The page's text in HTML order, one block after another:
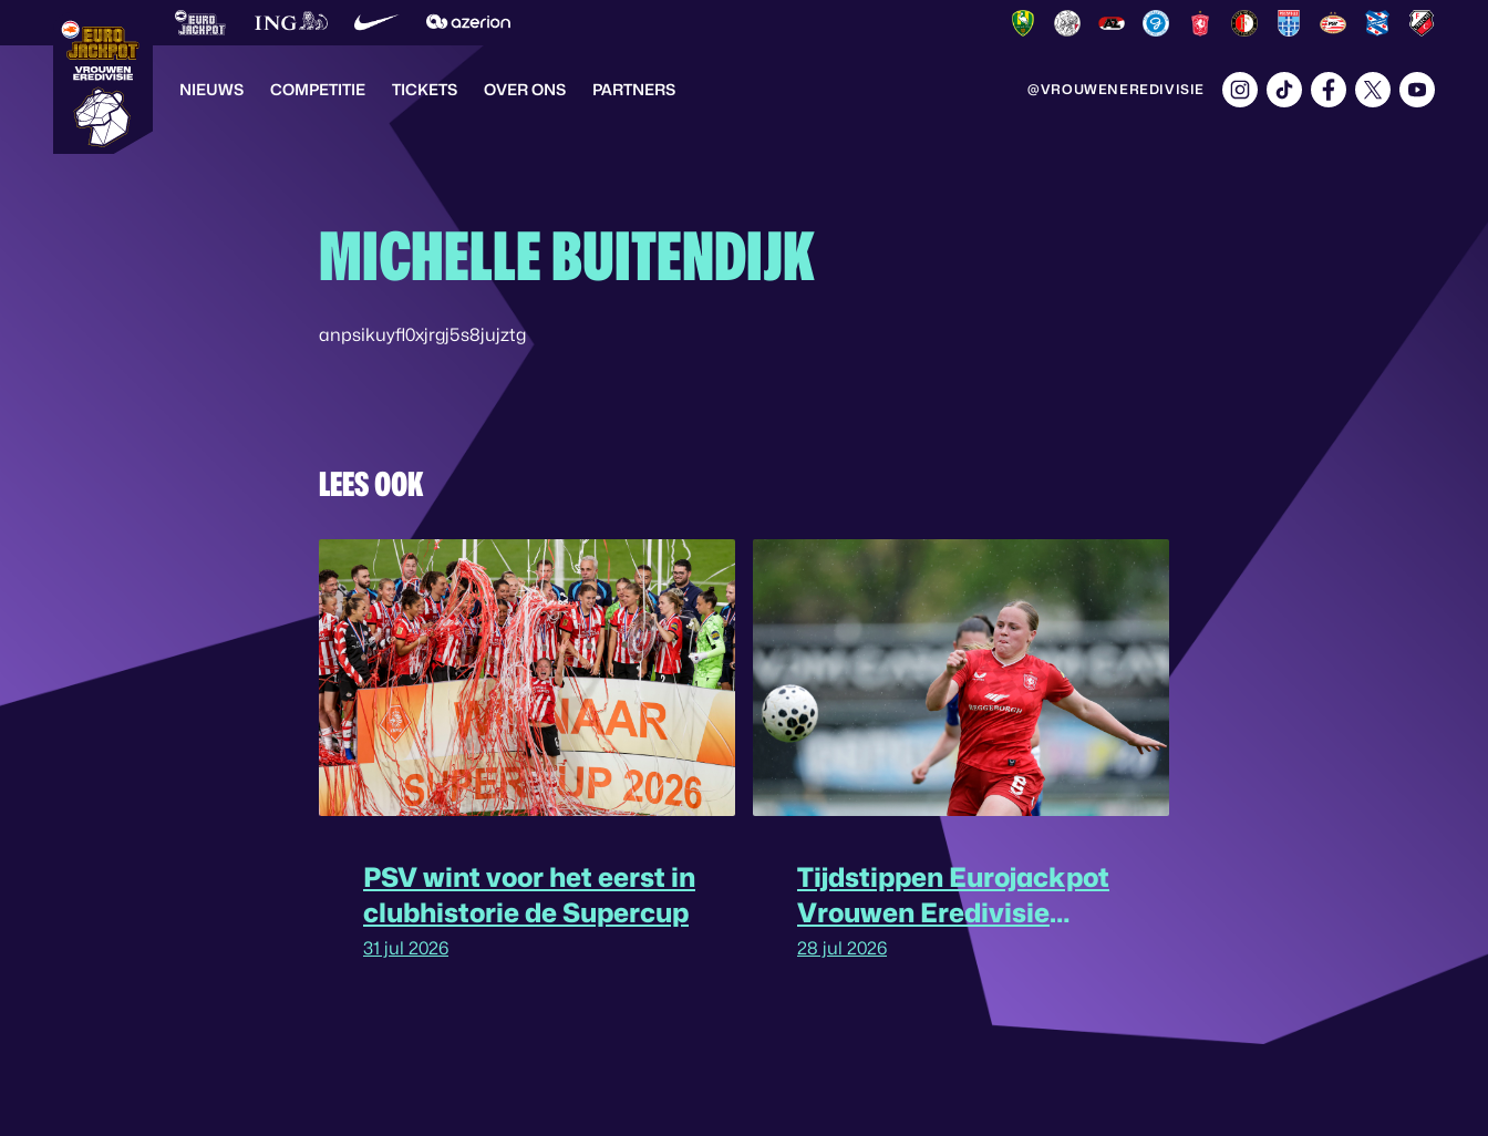
NIEUWS COMPETITIE TICKETS OVER ONS PARTNERS @VROUWENEREDIVISIE
MICHELLE BUITENDIJK
anpsikuyfl0xjrgj5s8jujztg
LEES OOK
PSV wint voor het eerst in
clubhistorie de Supercup
31 jul 2026
Tijdstippen Eurojackpot
Vrouwen Eredivisie
omgedraaid
28 jul 2026